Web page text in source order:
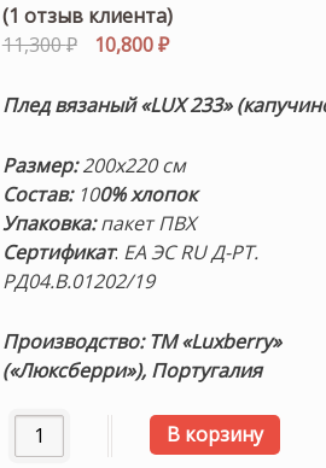
Рейтинг
5.00из 5 на
основе
1
пользователя
(1 отзыв клиента)
11,300₽
Первоначальная
составляла
10,800₽Текущая
10,800 ₽.
Плед вязаный «LUX 233»
Размер:200х220 см
Состав:100% хлопок
Упаковка:пакет ПВХ
Сертификат: ЕА ЭС RU Д-РТ.
РД04.В.01202/19
Производство: ТМ «Luxberry»
(«Люксберри»), Португалия
Количество товара плед
В корзину